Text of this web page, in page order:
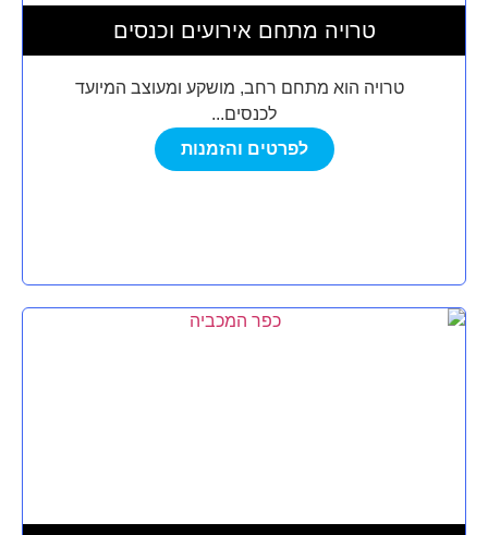
טרויה מתחם אירועים וכנסים
טרויה הוא מתחם רחב, מושקע ומעוצב המיועד
לכנסים...
לפרטים והזמנות